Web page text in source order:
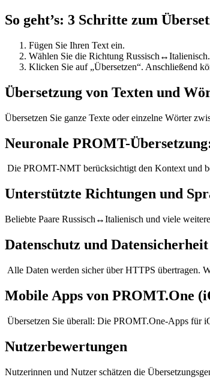
So geht’s: 3 Schritte zum
Fügen Sie Ihren Text ein.
Wählen Sie die Richtung Russisch↔Italienisch.
Klicken Sie auf „Übersetzen“. Anschließend
Übersetzung von Texten und
Übersetzen Sie ganze Texte oder einzelne Wörter
Neuronale PROMT-
Die PROMT-NMT berücksichtigt den Kontext und
Unterstützte Richtungen und
Beliebte Paare Russisch↔Italienisch und viele
Datenschutz und Datensicherheit
Alle Daten werden sicher über HTTPS übertragen.
Mobile Apps von PROMT.One
Übersetzen Sie überall: Die PROMT.One-Apps für
Nutzerbewertungen
Nutzerinnen und Nutzer schätzen die